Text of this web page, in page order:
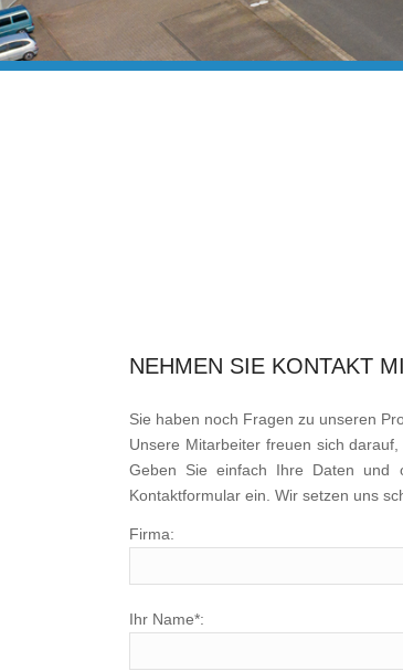
NEHMEN SIE KONTAKT
Sie haben noch Fragen zu unseren
Unsere Mitarbeiter freuen sich
Geben Sie einfach Ihre Daten und
Kontaktformular ein. Wir setzen uns
Firma:
Ihr Name*: